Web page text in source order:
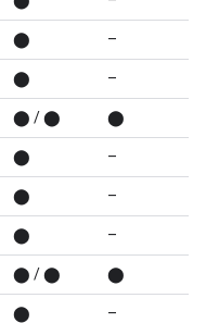
⬤ –
⬤ –
⬤ / ⬤ ⬤
⬤ –
⬤ –
⬤ –
⬤ / ⬤ ⬤
⬤ –